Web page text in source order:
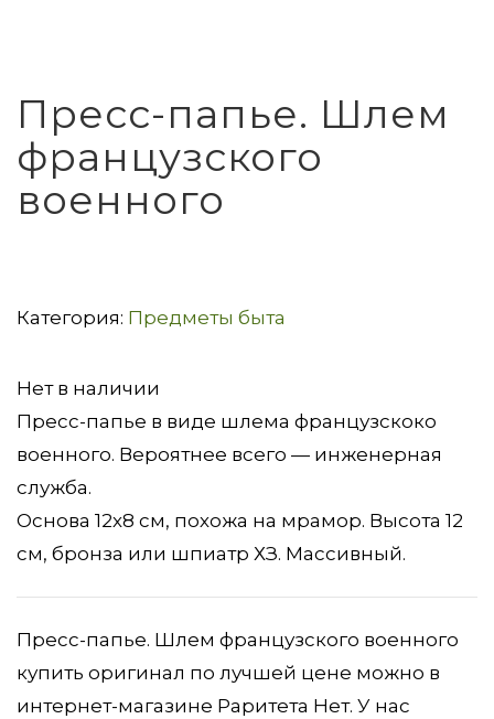
Пресс-папье. Шлем
французского
военного
Категория: Предметы быта
Нет в наличии
Пресс-папье в виде шлема французскоко
военного. Вероятнее всего — инженерная
служба.
Основа 12х8 см, похожа на мрамор. Высота 12
см, бронза или шпиатр ХЗ. Массивный.
Пресс-папье. Шлем французского военного
купить оригинал по лучшей цене можно в
интернет-магазине Раритета Нет. У нас